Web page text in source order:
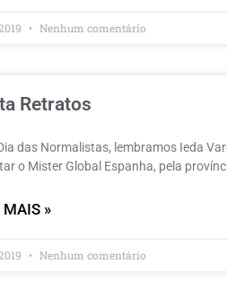
Nenhum comentário
Retratos
das Normalistas, lembramos Ieda
o Mister Global Espanha, pela
MAIS »
Nenhum comentário